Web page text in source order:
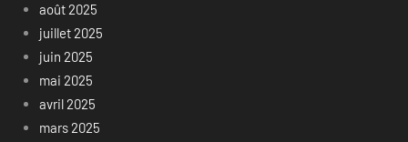
août 2025
juillet 2025
juin 2025
mai 2025
avril 2025
mars 2025